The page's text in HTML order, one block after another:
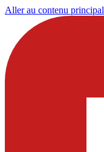
Aller au contenu principal